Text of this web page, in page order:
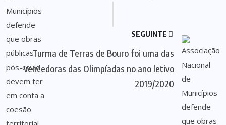
SEGUINTE
Turma de Terras de Bouro foi uma das
vencedoras das Olimpíadas no ano letivo
2019/2020